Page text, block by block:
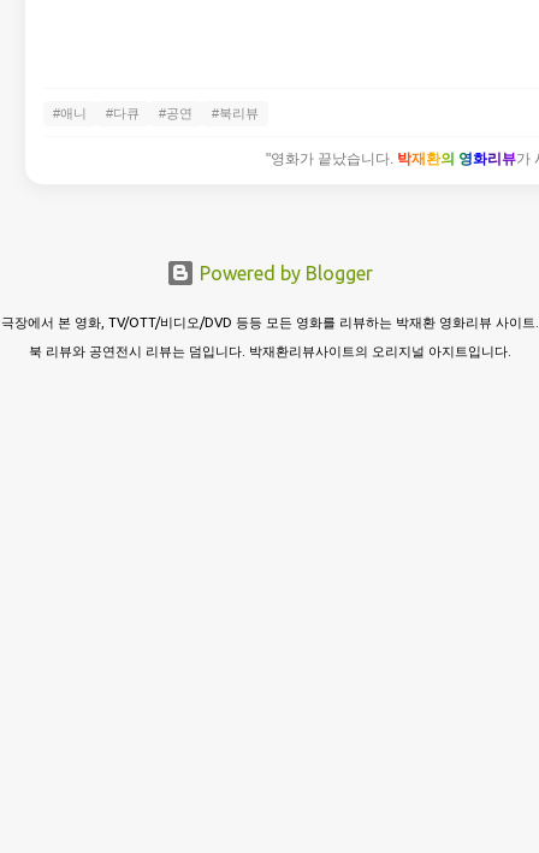
#애니 #다큐 #공연 #북리뷰
"영화가 끝났습니다. 박재환의 영화리뷰가
Powered by Blogger
극장에서 본 영화, TV/OTT/비디오/DVD 등등 모든 영화를 리뷰하는 박재환 영화리뷰 사이트.
북 리뷰와 공연전시 리뷰는 덤입니다. 박재환리뷰사이트의 오리지널 아지트입니다.